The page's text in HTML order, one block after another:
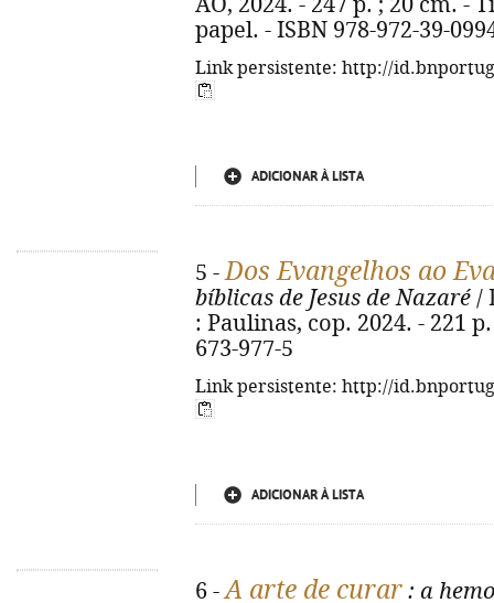
papel. - ISBN 978-972-39-
Link persistente: http://
ADICIONAR À LISTA
5 -Dos Evangelhos ao
bíblicas de Jesus de Nazaré /
: Paulinas, cop. 2024. - 221
673-977-5
Link persistente: http://
ADICIONAR À LISTA
6 -A arte de curar : a